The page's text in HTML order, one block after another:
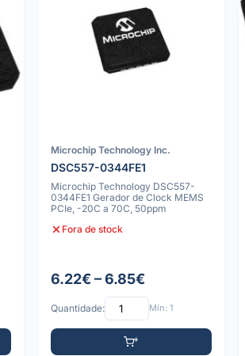
Microchip Technology Inc.
DSC557-0344FE1
Microchip Technology DSC557-
0344FE1 Gerador de Clock MEMS
PCIe, -20C a 70C, 50ppm
Fora de stock
6.22€ – 6.85€
Quantidade: Mín: 1